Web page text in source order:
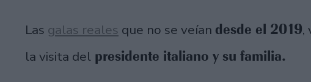
Las galas reales que no se veían desde el 2019,
la visita del presidente italiano y su familia.